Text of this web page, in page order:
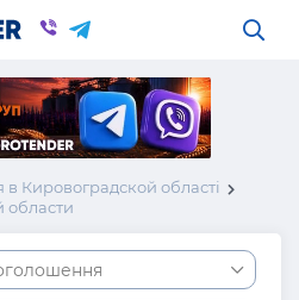
Кировоградской області
области